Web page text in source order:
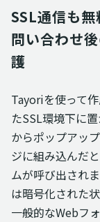
SSL通信も無
問い合わせ
護
Tayoriを使って
たSSL環境下に
からポップアッ
ジに組み込んだ
ムが呼び出され
は暗号化された
一般的なWebフ